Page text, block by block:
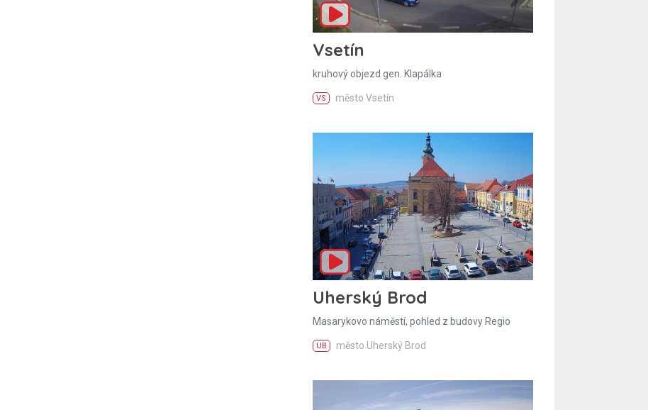
Vsetín
kruhový objezd gen. Klapálka
VS město Vsetín
Uherský Brod
Masarykovo náměstí, pohled z budovy Regio
UB město Uherský Brod